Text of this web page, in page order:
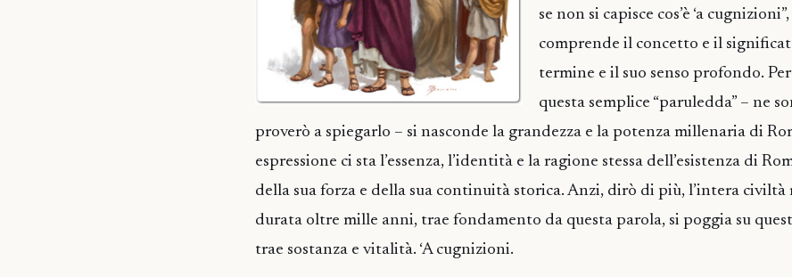
se non si capisce cos’è ‘a
comprende il concetto e il
termine e il suo senso profondo.
questa semplice “paruledda” – ne
proverò a spiegarlo – si nasconde la grandezza e la potenza millenaria di
espressione ci sta l’essenza, l’identità e la ragione stessa dell’esistenza di
della sua forza e della sua continuità storica. Anzi, dirò di più, l’intera civiltà
durata oltre mille anni, trae fondamento da questa parola, si poggia su
trae sostanza e vitalità. ‘A cugnizioni.